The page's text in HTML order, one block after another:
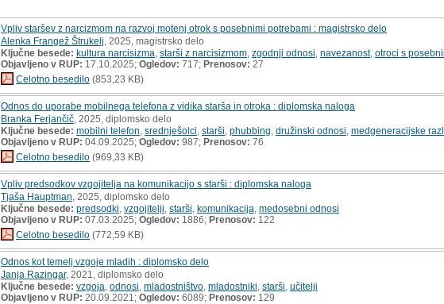
Vpliv staršev z narcizmom na razvoj motenj otrok s posebnimi potrebami : magistrsko delo
Alenka Frangež Štrukelj , 2025, magistrsko delo
Ključne besede: kultura narcisizma starši z narcisizmom zgodnji odnosi navezanost, otroci s
Objavljeno v RUP: 17.10.2025; Ogledov: 717; Prenosov: 27
Celotno besedilo (853,23 KB)
Odnos do uporabe mobilnega telefona z vidika starša in otroka : diplomska naloga
Branka Ferjančič , 2025, diplomsko delo
Ključne besede: mobilni telefon srednješolci starši phubbing družinski odnosi medgeneracijske
Objavljeno v RUP: 04.09.2025; Ogledov: 987; Prenosov: 76
Celotno besedilo (969,33 KB)
Vpliv predsodkov vzgojitelja na komunikacijo s starši : diplomska naloga
Tjaša Hauptman , 2025, diplomsko delo
Ključne besede: predsodki vzgojitelji starši komunikacija medosebni odnosi
Objavljeno v RUP: 07.03.2025; Ogledov: 1886; Prenosov: 122
Celotno besedilo (772,59 KB)
Odnos kot temelj vzgoje mladih : diplomsko delo
Janja Razingar, 2021, diplomsko delo
Ključne besede: vzgoja odnosi mladostništvo mladostniki starši učitelji
Objavljeno v RUP: 20.09.2021; Ogledov: 6089; Prenosov: 129